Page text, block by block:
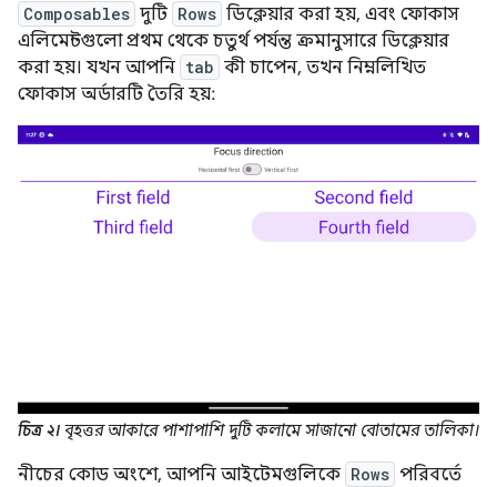
Composables দুটি Rows ডিক্লেয়ার করা হয়, এবং ফোকাস
এলিমেন্টগুলো প্রথম থেকে চতুর্থ পর্যন্ত ক্রমানুসারে ডিক্লেয়ার
করা হয়। যখন আপনি tab কী চাপেন, তখন নিম্নলিখিত
ফোকাস অর্ডারটি তৈরি হয়:
চিত্র ২। বৃহত্তর আকারে পাশাপাশি দুটি কলামে সাজানো বোতামের তালিকা।
নীচের কোড অংশে, আপনি আইটেমগুলিকে Rows পরিবর্তে